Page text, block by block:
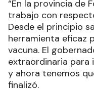
Del mismo modo,
estratégico, al igual
trabajen en
internación
“En la provincia de
trabajo con
Desde el principio